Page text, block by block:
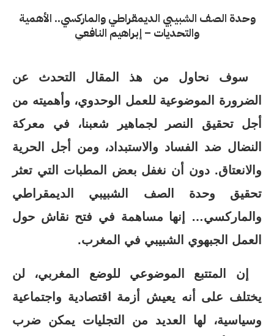
وحدة الصف الشبيبي الديمقراطي والماركسي.. الأهمية
والتحديات – إبراهيم النافعي
سوف نحاول من هذ المقال التحدث عن
الضرورة الموضوعية للعمل الوحدوي، وأهميته من
أجل تحقيق النصر لجماهير شعبنا، في معركة
النضال ضد الفساد والاستبداد، ومن أجل الحرية
والانعتاق. دون أن نغفل بعض المطبات التي تعثر
تحقيق وحدة الصف الشبيبي الديمقراطي
والماركسي… إنها مساهمة في فتح نقاش حول
العمل الجبهوي الشبيبي في المغرب.
إن المتتبع الموضوعي للوضع المغربي، لن
يختلف على أنه يعيش أزمة اقتصادية واجتماعية
وسياسية، لها العديد من التجليات يمكن ضرب